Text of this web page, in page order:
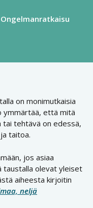
Ongelmanratkaisu
on monimutkaisia
ymmärtää, että mitä
tai tehtävä on edessä,
taitoa.
jos asiaa
taustalla olevat yleiset
aiheesta kirjoitin
neljä